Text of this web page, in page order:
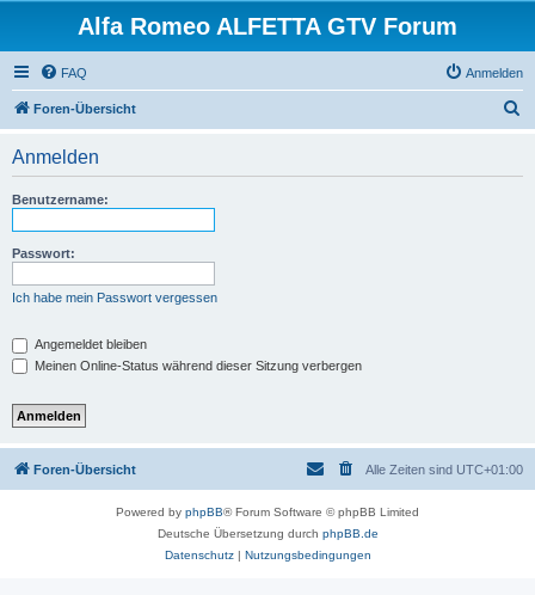
Alfa Romeo ALFETTA GTV Forum
FAQ Anmelden
Foren-Übersicht
Anmelden
Benutzername:
Passwort:
Ich habe mein Passwort vergessen
Angemeldet bleiben
Meinen Online-Status während dieser Sitzung verbergen
Foren-Übersicht Alle Zeiten sind UTC+01:00
Powered by phpBB® Forum Software © phpBB Limited
Deutsche Übersetzung durch phpBB.de
Datenschutz| Nutzungsbedingungen